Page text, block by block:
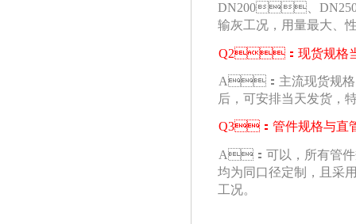
DN200、DN250为
输灰工况，用量最大
Q2：现货规格当天
A：主流现货规格（
后，可安排当天发货
Q3：管件规格与直管
A：可以，所有管件
均为同口径定制，且采
工况。